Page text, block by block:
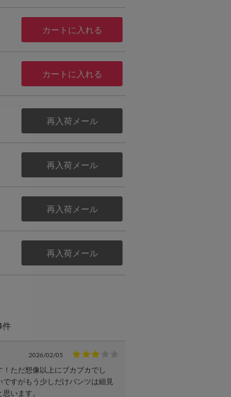
カートに入れる
カートに入れる
再入荷メール
再入荷メール
再入荷メール
再入荷メール
件
2026/02/05
ただ想像以上にブカブカでし
すがもう少しだけパンツは細見
います。